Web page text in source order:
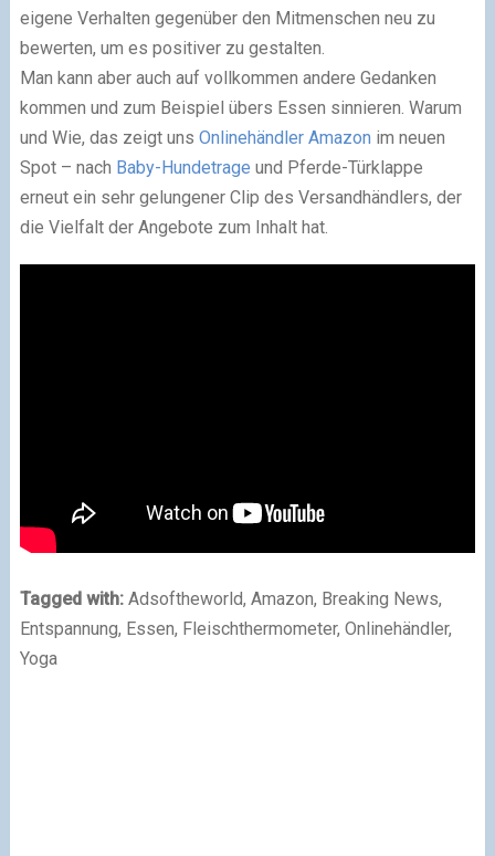
eigene Verhalten gegenüber den Mitmenschen neu zu
bewerten, um es positiver zu gestalten.
Man kann aber auch auf vollkommen andere Gedanken
kommen und zum Beispiel übers Essen sinnieren. Warum
und Wie, das zeigt uns Onlinehändler Amazon im neuen
Spot – nach Baby-Hundetrage und Pferde-Türklappe
erneut ein sehr gelungener Clip des Versandhändlers, der
die Vielfalt der Angebote zum Inhalt hat.
Tagged with: Adsoftheworld, Amazon, Breaking News,
Entspannung, Essen, Fleischthermometer, Onlinehändler,
Yoga